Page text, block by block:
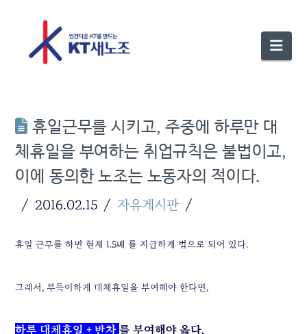
휴일근무를 시키고, 주중에 하루만 대
체휴일을 부여하는 취업규칙은 불법이고,
이에 동의한 노조는 노동자의 적이다.
2016.02.15 자유게시판
휴일 근무를 하면 현재 1.5배 를 지급하게 법으로 되어 있다.
그래서, 부득이하게 대체휴일을 부여해야 한다면,
하루 대체휴일 + 반차를 부여해야 옳다.